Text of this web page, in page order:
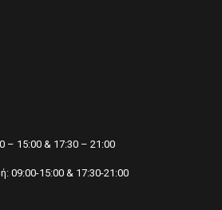
– 15:00 & 17:30 – 21:00
09:00-15:00 & 17:30-21:00